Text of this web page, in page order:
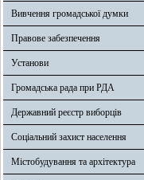
Вивчення громадської думки
Правове забезпечення
Установи
Громадська рада при РДА
Державний реєстр виборців
Соціальний захист населення
Містобудування та архітектура